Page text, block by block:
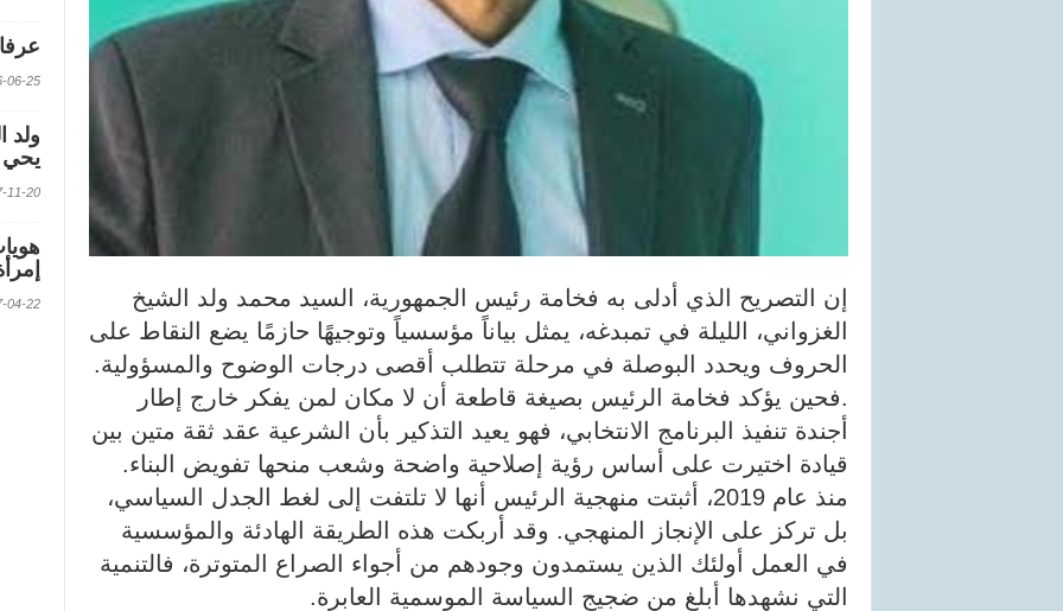
إن التصريح الذي أدلى به فخامة رئيس الجمهورية، السيد محمد ولد الشيخ
الغزواني، الليلة في تمبدغه، يمثل بياناً مؤسسياً وتوجيهًا حازمًا يضع النقاط على
الحروف ويحدد البوصلة في مرحلة تتطلب أقصى درجات الوضوح والمسؤولية.
.فحين يؤكد فخامة الرئيس بصيغة قاطعة أن لا مكان لمن يفكر خارج إطار
أجندة تنفيذ البرنامج الانتخابي، فهو يعيد التذكير بأن الشرعية عقد ثقة متين بين
قيادة اختيرت على أساس رؤية إصلاحية واضحة وشعب منحها تفويض البناء.
منذ عام 2019، أثبتت منهجية الرئيس أنها لا تلتفت إلى لغط الجدل السياسي،
بل تركز على الإنجاز المنهجي. وقد أربكت هذه الطريقة الهادئة والمؤسسية
في العمل أولئك الذين يستمدون وجودهم من أجواء الصراع المتوترة، فالتنمية
التي نشهدها أبلغ من ضجيج السياسة الموسمية العابرة.
2016-06-25
ولد
يحي
2017-11-20
2017-04-22